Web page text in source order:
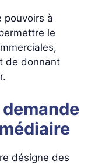
pouvoirs à
le
de donnant
demande
désigne des